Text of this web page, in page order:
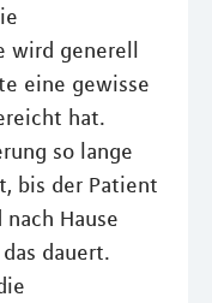
generell
eine gewisse
hat.
so lange
bis der Patient
Hause
dauert.